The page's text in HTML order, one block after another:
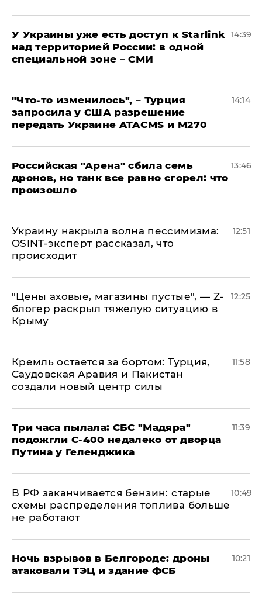
У Украины уже есть доступ к Starlink
над территорией России: в одной
специальной зоне – СМИ
14:39
​"Что-то изменилось", – Турция
запросила у США разрешение
передать Украине ATACMS и M270
14:14
​Российская "Арена" сбила семь
дронов, но танк все равно сгорел: что
произошло
13:46
​Украину накрыла волна пессимизма:
OSINT-эксперт рассказал, что
происходит
12:51
​"Цены аховые, магазины пустые", — Z-
блогер раскрыл тяжелую ситуацию в
Крыму
12:25
​Кремль остается за бортом: Турция,
Саудовская Аравия и Пакистан
создали новый центр силы
11:58
Три часа пылала: СБС "Мадяра"
подожгли С-400 недалеко от дворца
Путина у Геленджика
11:39
​В РФ заканчивается бензин: старые
схемы распределения топлива больше
не работают
10:49
​Ночь взрывов в Белгороде: дроны
атаковали ТЭЦ и здание ФСБ
10:21